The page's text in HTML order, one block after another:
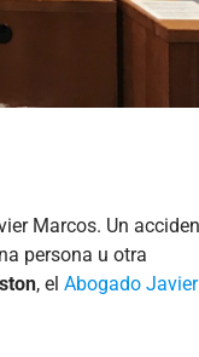
Marcos. Un
persona u otra
, el Abogado Javier